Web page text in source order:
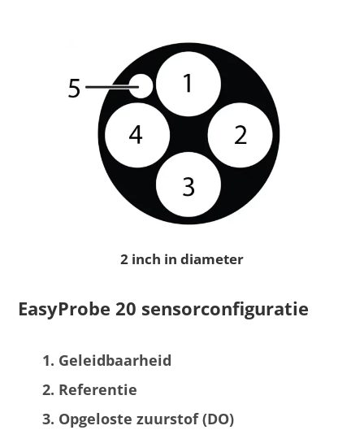
2 inch in diameter
EasyProbe 20 sensorconfiguratie
Geleidbaarheid
Referentie
Opgeloste zuurstof (DO)